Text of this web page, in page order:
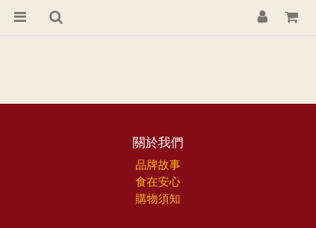
關於我們
品牌故事
食在安心
購物須知